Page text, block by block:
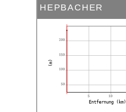
HEPBACHER
50
100
150
200
5 10
Entfernung (km)
(m)